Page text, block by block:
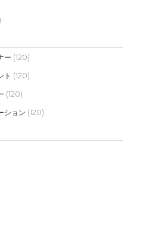
ー (120)
ト (120)
(120)
ション (120)